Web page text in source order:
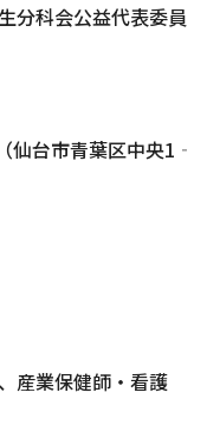
分科会公益代表委員
仙台市青葉区中央1‐
産業保健師・看護